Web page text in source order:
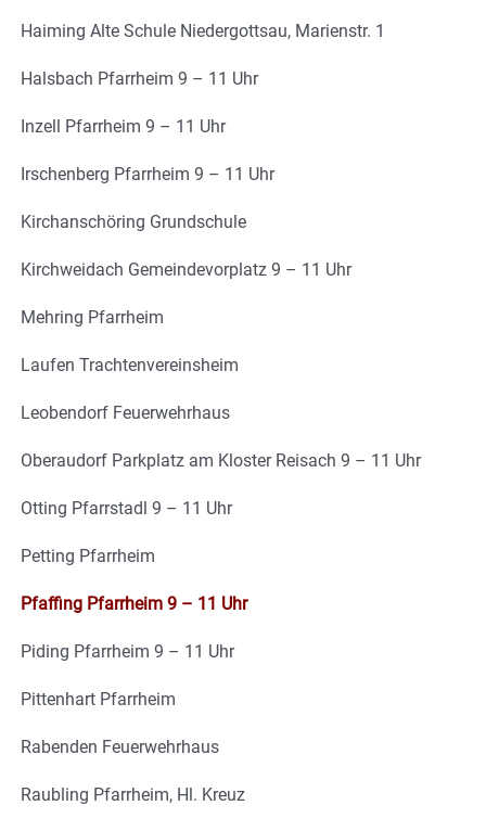
Haiming Alte Schule Niedergottsau, Marienstr. 1
Halsbach Pfarrheim 9 – 11 Uhr
Inzell Pfarrheim 9 – 11 Uhr
Irschenberg Pfarrheim 9 – 11 Uhr
Kirchanschöring Grundschule
Kirchweidach Gemeindevorplatz 9 – 11 Uhr
Mehring Pfarrheim
Laufen Trachtenvereinsheim
Leobendorf Feuerwehrhaus
Oberaudorf Parkplatz am Kloster Reisach 9 – 11 Uhr
Otting Pfarrstadl 9 – 11 Uhr
Petting Pfarrheim
Pfaffing Pfarrheim 9 – 11 Uhr
Piding Pfarrheim 9 – 11 Uhr
Pittenhart Pfarrheim
Rabenden Feuerwehrhaus
Raubling Pfarrheim, Hl. Kreuz